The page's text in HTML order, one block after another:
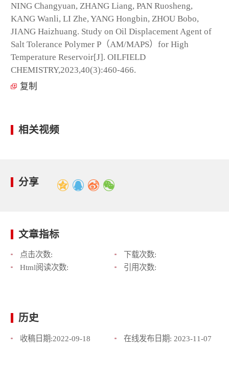
NING Changyuan, ZHANG Liang, PAN Ruosheng,
KANG Wanli, LI Zhe, YANG Hongbin, ZHOU Bobo,
JIANG Haizhuang. Study on Oil Displacement Agent of
Salt Tolerance Polymer P（AM/MAPS）for High
Temperature Reservoir[J]. OILFIELD
CHEMISTRY,2023,40(3):460-466.
复制
相关视频
分享
文章指标
点击次数:
下载次数:
Html阅读次数:
引用次数:
历史
收稿日期:2022-09-18 在线发布日期: 2023-11-07